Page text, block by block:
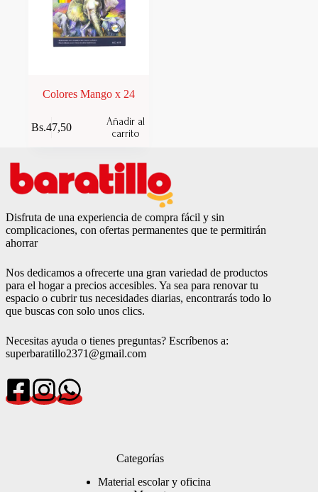
Colores Mango x 24
Bs.47,50
Añadir al
carrito
Disfruta de una experiencia de compra fácil y sin
complicaciones, con ofertas permanentes que te permitirán
ahorrar
Nos dedicamos a ofrecerte una gran variedad de productos
para el hogar a precios accesibles. Ya sea para renovar tu
espacio o cubrir tus necesidades diarias, encontrarás todo lo
que buscas con solo unos clics.
Necesitas ayuda o tienes preguntas? Escríbenos a:
superbaratillo2371@gmail.com
Categorías
Material escolar y oficina